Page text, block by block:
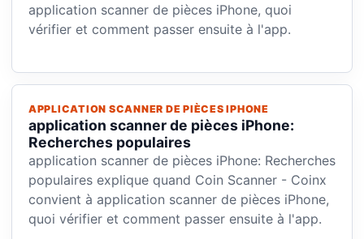
application scanner de pièces iPhone, quoi
vérifier et comment passer ensuite à l'app.
APPLICATION SCANNER DE PIÈCES IPHONE
application scanner de pièces iPhone:
Recherches populaires
application scanner de pièces iPhone: Recherches
populaires explique quand Coin Scanner - Coinx
convient à application scanner de pièces iPhone,
quoi vérifier et comment passer ensuite à l'app.